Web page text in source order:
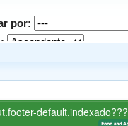
por:
default.indexado???